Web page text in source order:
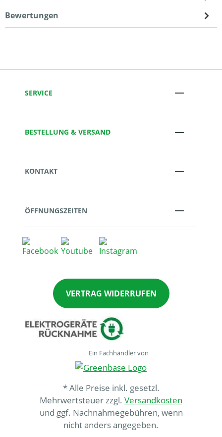
Bewertungen
SERVICE
BESTELLUNG & VERSAND
KONTAKT
ÖFFNUNGSZEITEN
VERTRAG WIDERRUFEN
Ein Fachhändler von
* Alle Preise inkl. gesetzl.
Mehrwertsteuer zzgl. Versandkosten
und ggf. Nachnahmegebühren, wenn
nicht anders angegeben.